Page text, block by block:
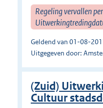
Regeling vervallen
Geldend van 01-08-
Uitgegeven door:
(Zuid)
Cultuur